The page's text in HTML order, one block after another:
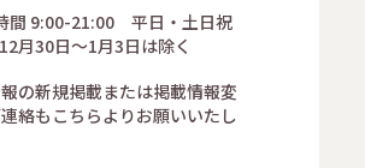
間 9:00-21:00 平日・土日祝
12月30日～1月3日は除く
の新規掲載または掲載情報変
絡もこちらよりお願いいたし